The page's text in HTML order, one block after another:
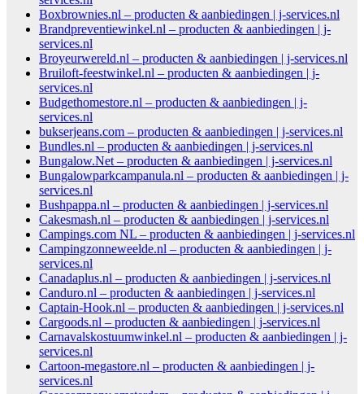
Boxbrownies.nl – producten & aanbiedingen | j-services.nl
Brandpreventiewinkel.nl – producten & aanbiedingen | j-
services.nl
Broyeurwereld.nl – producten & aanbiedingen | j-services.nl
Bruiloft-feestwinkel.nl – producten & aanbiedingen | j-
services.nl
Budgethomestore.nl – producten & aanbiedingen | j-
services.nl
bukserjeans.com – producten & aanbiedingen | j-services.nl
Bundles.nl – producten & aanbiedingen | j-services.nl
Bungalow.Net – producten & aanbiedingen | j-services.nl
Bungalowparkcampanula.nl – producten & aanbiedingen | j-
services.nl
Bushpappa.nl – producten & aanbiedingen | j-services.nl
Cakesmash.nl – producten & aanbiedingen | j-services.nl
Campings.com NL – producten & aanbiedingen | j-services.nl
Campingzonneweelde.nl – producten & aanbiedingen | j-
services.nl
Canadaplus.nl – producten & aanbiedingen | j-services.nl
Canduro.nl – producten & aanbiedingen | j-services.nl
Captain-Hook.nl – producten & aanbiedingen | j-services.nl
Cargoods.nl – producten & aanbiedingen | j-services.nl
Carnavalskostuumwinkel.nl – producten & aanbiedingen | j-
services.nl
Cartoon-megastore.nl – producten & aanbiedingen | j-
services.nl